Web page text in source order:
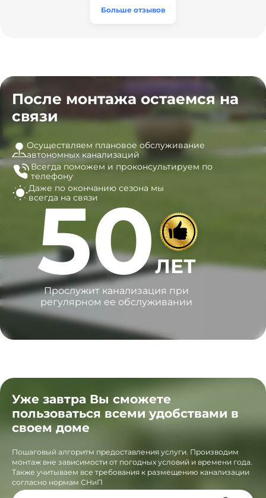
эту компанию всем, кто ищет надёжных
Больше отзывов
После монтажа остаемся на
связи
Осуществляем плановое обслуживание
автономных канализаций
Всегда поможем и проконсультируем по
телефону
Даже по окончанию сезона мы
всегда на связи
50ЛЕТ
Прослужит канализация при
регулярном ее обслуживании
Уже завтра Вы сможете
пользоваться всеми удобствами в
своем доме
Пошаговый алгоритм предоставления услуги. Производим
монтаж вне зависимости от погодных условий и времени года.
Также учитываем все требования к размещению канализации
согласно нормам СНиП